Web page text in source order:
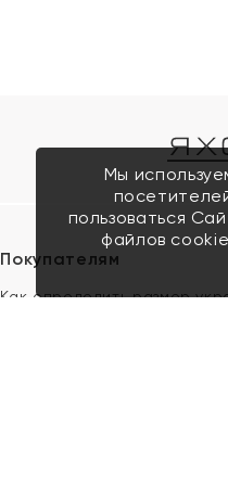
Покупателям
Как определить размер
Мы
пользоваться
файлов